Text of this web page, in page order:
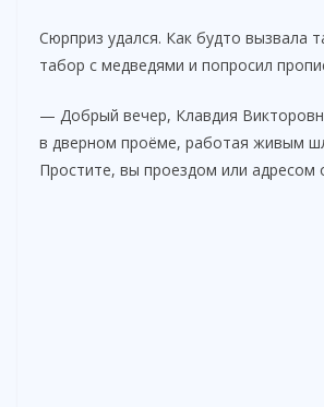
Сюрприз удался. Как будто вызвала
табор с медведями и попросил
— Добрый вечер, Клавдия
в дверном проёме, работая живым
Простите, вы проездом или адресом